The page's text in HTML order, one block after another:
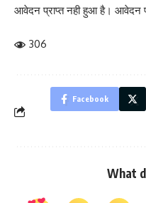
आवेदन प्राप्त नही हुआ है। आवेदन
306
Facebook
What